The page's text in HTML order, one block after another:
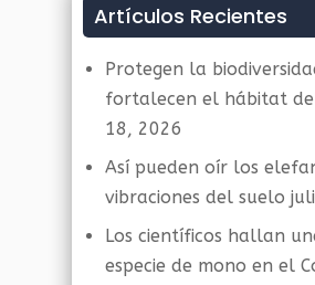
Artículos Recientes
Protegen la
fortalecen el hábitat
18, 2026
Así pueden oír los
vibraciones del suelo
Los científicos hallan
especie de mono en el